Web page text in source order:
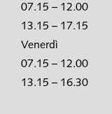
07.15 – 12.00
13.15 – 17.15
Venerdì
07.15 – 12.00
13.15 – 16.30